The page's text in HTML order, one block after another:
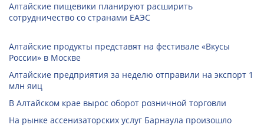
Алтайские пищевики планируют расширить
сотрудничество со странами ЕАЭС
Алтайские продукты представят на фестивале «Вкусы
России» в Москве
Алтайские предприятия за неделю отправили на экспорт 1
млн яиц
В Алтайском крае вырос оборот розничной торговли
На рынке ассенизаторских услуг Барнаула произошло